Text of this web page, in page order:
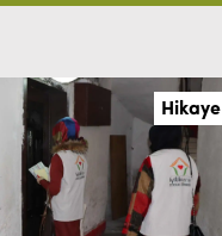
Hikaye